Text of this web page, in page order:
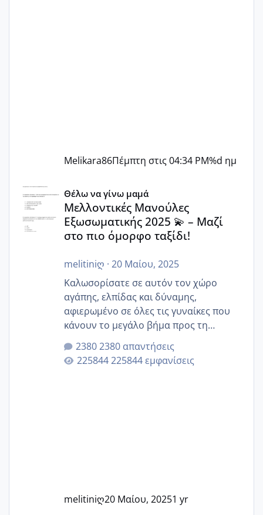
Melikara86Πέμπτη στις 04:34 PM%d ημ
Μελλοντικές Μανούλες Εξωσωματικής 2025 💫 – Μαζί
Θέλω να γίνω μαμά
Μελλοντικές Μανούλες
Εξωσωματικής 2025 💫 – Μαζί
στο πιο όμορφο ταξίδι!
melitiniღ · 20 Μαίου, 2025
Καλωσορίσατε σε αυτόν τον χώρο
αγάπης, ελπίδας και δύναμης,
αφιερωμένο σε όλες τις γυναίκες που
κάνουν το μεγάλο βήμα προς τη
μητρότητα μέσω εξωσωματικής το 2025.
Εδώ θα μοιραστούμε αγωνίες, χαρές,
εμπειρίες και κάθε μικρή ή μεγάλη
2380 απαντήσεις
225844 εμφανίσεις
melitiniღ20 Μαίου, 20251 yr